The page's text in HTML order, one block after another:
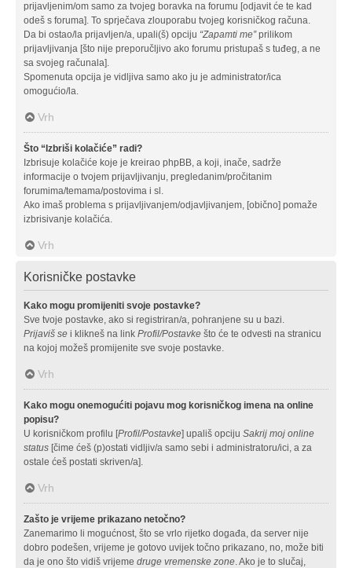
prijavljenim/om samo za tvojeg boravka na forumu [odjavit će te kad
odeš s foruma]. To sprječava zlouporabu tvojeg korisničkog računa.
Da bi ostao/la prijavljen/a, upali(š) opciju “Zapamti me”prilikom
prijavljivanja [što nije preporučljivo ako forumu pristupaš s tuđeg, a ne
sa svojeg računala].
Spomenuta opcija je vidljiva samo ako ju je administrator/ica
omogućio/la.
Vrh
Što “Izbriši kolačiće” radi?
Izbrisuje kolačiće koje je kreirao phpBB, a koji, inače, sadrže
informacije o tvojem prijavljivanju, pregledanim/pročitanim
forumima/temama/postovima i sl.
Ako imaš problema s prijavljivanjem/odjavljivanjem, [obično] pomaže
izbrisivanje kolačića.
Vrh
Korisničke postavke
Kako mogu promijeniti svoje postavke?
Sve tvoje postavke, ako si registriran/a, pohranjene su u bazi.
Prijaviš se i klikneš na link Profil/Postavke što će te odvesti na stranicu
na kojoj možeš promijenite sve svoje postavke.
Vrh
Kako mogu onemogućiti pojavu mog korisničkog imena na online
popisu?
U korisničkom profilu [Profil/Postavke] upališ opciju Sakrij moj online
status [čime ćeš (p)ostati vidljiv/a samo sebi i administratoru/ici, a za
ostale ćeš postati skriven/a].
Vrh
Zašto je vrijeme prikazano netočno?
Zanemarimo li mogućnost, što se vrlo rijetko događa, da server nije
dobro podešen, vrijeme je gotovo uvijek točno prikazano, no, može biti
da je ono što vidiš vrijeme druge vremenske zone. Ako je to slučaj,